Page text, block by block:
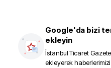
Google'da bizi
ekleyin
İstanbul Ticaret
ekleyerek